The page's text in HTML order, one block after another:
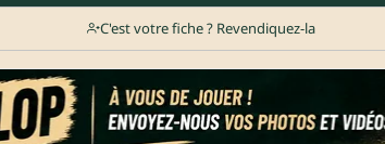
C'est votre fiche ? Revendiquez-la